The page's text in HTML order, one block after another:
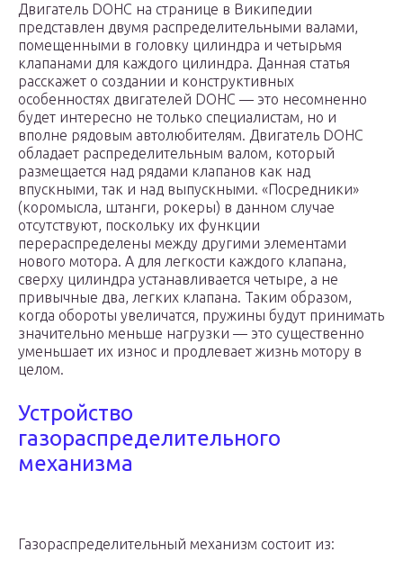
Двигатель DOHC на странице в Википедии
представлен двумя распределительными валами,
помещенными в головку цилиндра и четырьмя
клапанами для каждого цилиндра. Данная статья
расскажет о создании и конструктивных
особенностях двигателей DOHC — это несомненно
будет интересно не только специалистам, но и
вполне рядовым автолюбителям. Двигатель DOHC
обладает распределительным валом, который
размещается над рядами клапанов как над
впускными, так и над выпускными. «Посредники»
(коромысла, штанги, рокеры) в данном случае
отсутствуют, поскольку их функции
перераспределены между другими элементами
нового мотора. А для легкости каждого клапана,
сверху цилиндра устанавливается четыре, а не
привычные два, легких клапана. Таким образом,
когда обороты увеличатся, пружины будут принимать
значительно меньше нагрузки — это существенно
уменьшает их износ и продлевает жизнь мотору в
целом.
Устройство
газораспределительного
механизма
Газораспределительный механизм состоит из: